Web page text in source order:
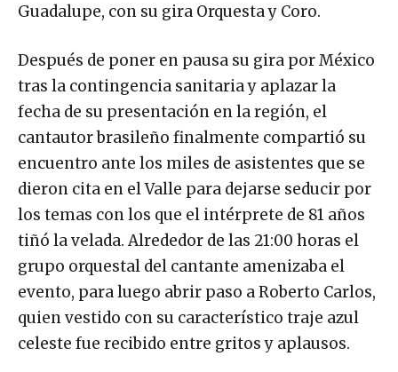
Guadalupe, con su gira Orquesta y Coro.
Después de poner en pausa su gira por México
tras la contingencia sanitaria y aplazar la
fecha de su presentación en la región, el
cantautor brasileño finalmente compartió su
encuentro ante los miles de asistentes que se
dieron cita en el Valle para dejarse seducir por
los temas con los que el intérprete de 81 años
tiñó la velada. Alrededor de las 21:00 horas el
grupo orquestal del cantante amenizaba el
evento, para luego abrir paso a Roberto Carlos,
quien vestido con su característico traje azul
celeste fue recibido entre gritos y aplausos.